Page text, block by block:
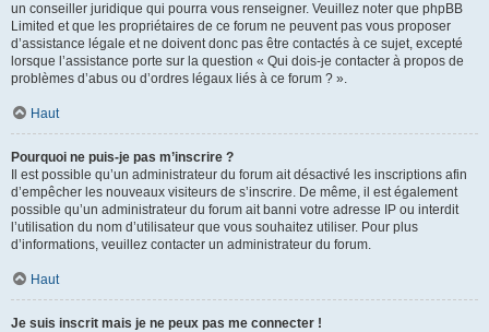
un conseiller juridique qui pourra vous renseigner. Veuillez noter que phpBB
Limited et que les propriétaires de ce forum ne peuvent pas vous proposer
d’assistance légale et ne doivent donc pas être contactés à ce sujet, excepté
lorsque l’assistance porte sur la question « Qui dois-je contacter à propos de
problèmes d’abus ou d’ordres légaux liés à ce forum ? ».
Haut
Pourquoi ne puis-je pas m’inscrire ?
Il est possible qu’un administrateur du forum ait désactivé les inscriptions afin
d’empêcher les nouveaux visiteurs de s’inscrire. De même, il est également
possible qu’un administrateur du forum ait banni votre adresse IP ou interdit
l’utilisation du nom d’utilisateur que vous souhaitez utiliser. Pour plus
d’informations, veuillez contacter un administrateur du forum.
Haut
Je suis inscrit mais je ne peux pas me connecter !